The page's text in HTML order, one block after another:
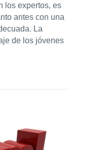
los expertos, es
antes con una
La
de los jóvenes